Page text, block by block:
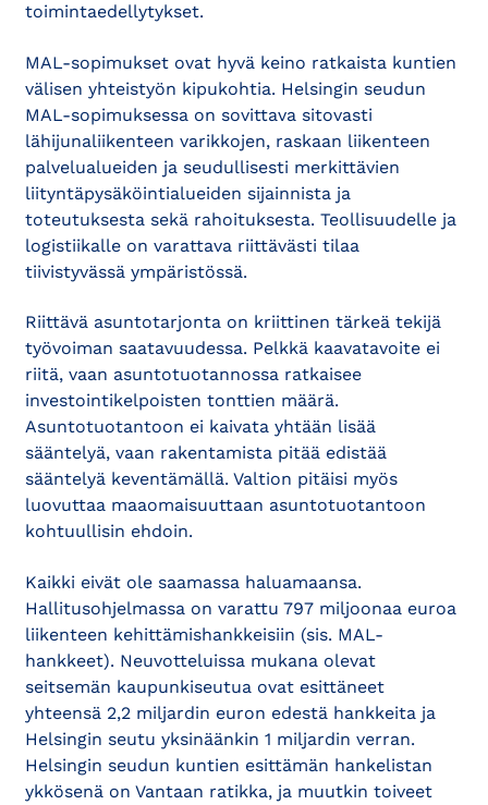
toimintaedellytykset.
MAL-sopimukset ovat hyvä keino ratkaista kuntien
välisen yhteistyön kipukohtia. Helsingin seudun
MAL-sopimuksessa on sovittava sitovasti
lähijunaliikenteen varikkojen, raskaan liikenteen
palvelualueiden ja seudullisesti merkittävien
liityntäpysäköintialueiden sijainnista ja
toteutuksesta sekä rahoituksesta. Teollisuudelle ja
logistiikalle on varattava riittävästi tilaa
tiivistyvässä ympäristössä.
Riittävä asuntotarjonta on kriittinen tärkeä tekijä
työvoiman saatavuudessa. Pelkkä kaavatavoite ei
riitä, vaan asuntotuotannossa ratkaisee
investointikelpoisten tonttien määrä.
Asuntotuotantoon ei kaivata yhtään lisää
sääntelyä, vaan rakentamista pitää edistää
sääntelyä keventämällä. Valtion pitäisi myös
luovuttaa maaomaisuuttaan asuntotuotantoon
kohtuullisin ehdoin.
Kaikki eivät ole saamassa haluamaansa.
Hallitusohjelmassa on varattu 797 miljoonaa euroa
liikenteen kehittämishankkeisiin (sis. MAL-
hankkeet). Neuvotteluissa mukana olevat
seitsemän kaupunkiseutua ovat esittäneet
yhteensä 2,2 miljardin euron edestä hankkeita ja
Helsingin seutu yksinäänkin 1 miljardin verran.
Helsingin seudun kuntien esittämän hankelistan
ykkösenä on Vantaan ratikka, ja muutkin toiveet